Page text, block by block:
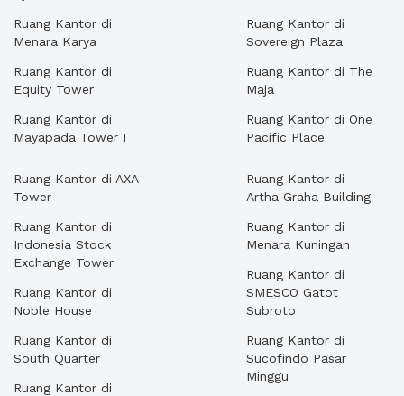
Ruang Kantor di
Menara Karya
Ruang Kantor di
Equity Tower
Ruang Kantor di
Mayapada Tower I
Ruang Kantor di
Sovereign Plaza
Ruang Kantor di The
Maja
Ruang Kantor di One
Pacific Place
Ruang Kantor di AXA
Tower
Ruang Kantor di
Indonesia Stock
Exchange Tower
Ruang Kantor di
Noble House
Ruang Kantor di
South Quarter
Ruang Kantor di
Ruang Kantor di
Artha Graha Building
Ruang Kantor di
Menara Kuningan
Ruang Kantor di
SMESCO Gatot
Subroto
Ruang Kantor di
Sucofindo Pasar
Minggu